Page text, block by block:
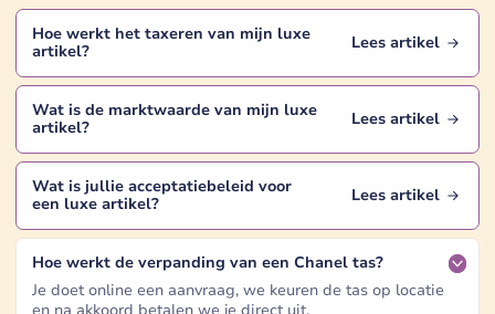
Hoe werkt het taxeren van mijn luxe
artikel? Lees artikel
Wat is de marktwaarde van mijn luxe
artikel? Lees artikel
Wat is jullie acceptatiebeleid voor
een luxe artikel? Lees artikel
Hoe werkt de verpanding van een Chanel tas?
Je doet online een aanvraag, we keuren de tas op locatie
en na akkoord betalen we je direct uit.